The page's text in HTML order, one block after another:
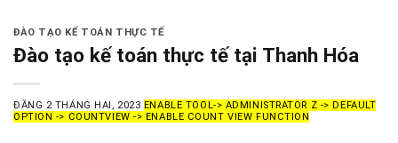
ĐÀO TẠO KẾ TOÁN THỰC TẾ
Đào tạo kế toán thực tế tại Thanh Hóa
ĐĂNG 2 THÁNG HAI, 2023 ENABLE TOOL-> ADMINISTRATOR Z -> DEFAULT
OPTION -> COUNTVIEW -> ENABLE COUNT VIEW FUNCTION